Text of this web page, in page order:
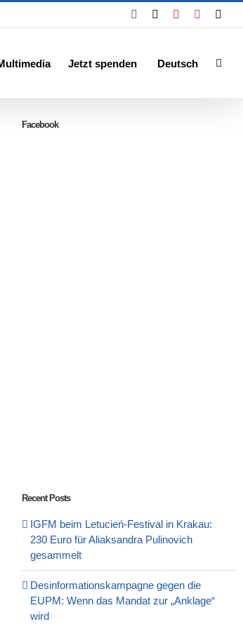
Facebook YouTubeInstagram
Jetzt spenden Deutsch
Facebook
Recent Posts
IGFM beim Letucień-Festival in Krakau:
230 Euro für Aliaksandra Pulinovich
gesammelt
Desinformationskampagne gegen die
EUPM: Wenn das Mandat zur „Anklage“
wird